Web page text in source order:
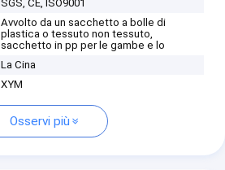
SGS, CE, ISO9001
Avvolto da un sacchetto a bolle di
plastica o tessuto non tessuto,
sacchetto in pp per le gambe e lo
La Cina
XYM
Osservi più